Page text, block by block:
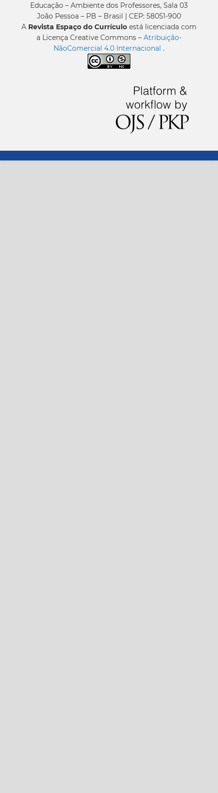
Educação – Ambiente dos Professores, Sala 03
João Pessoa – PB – Brasil | CEP: 58051-900
A Revista Espaço do Currículo está licenciada com
a Licença Creative Commons – Atribuição-
NãoComercial 4.0 Internacional .